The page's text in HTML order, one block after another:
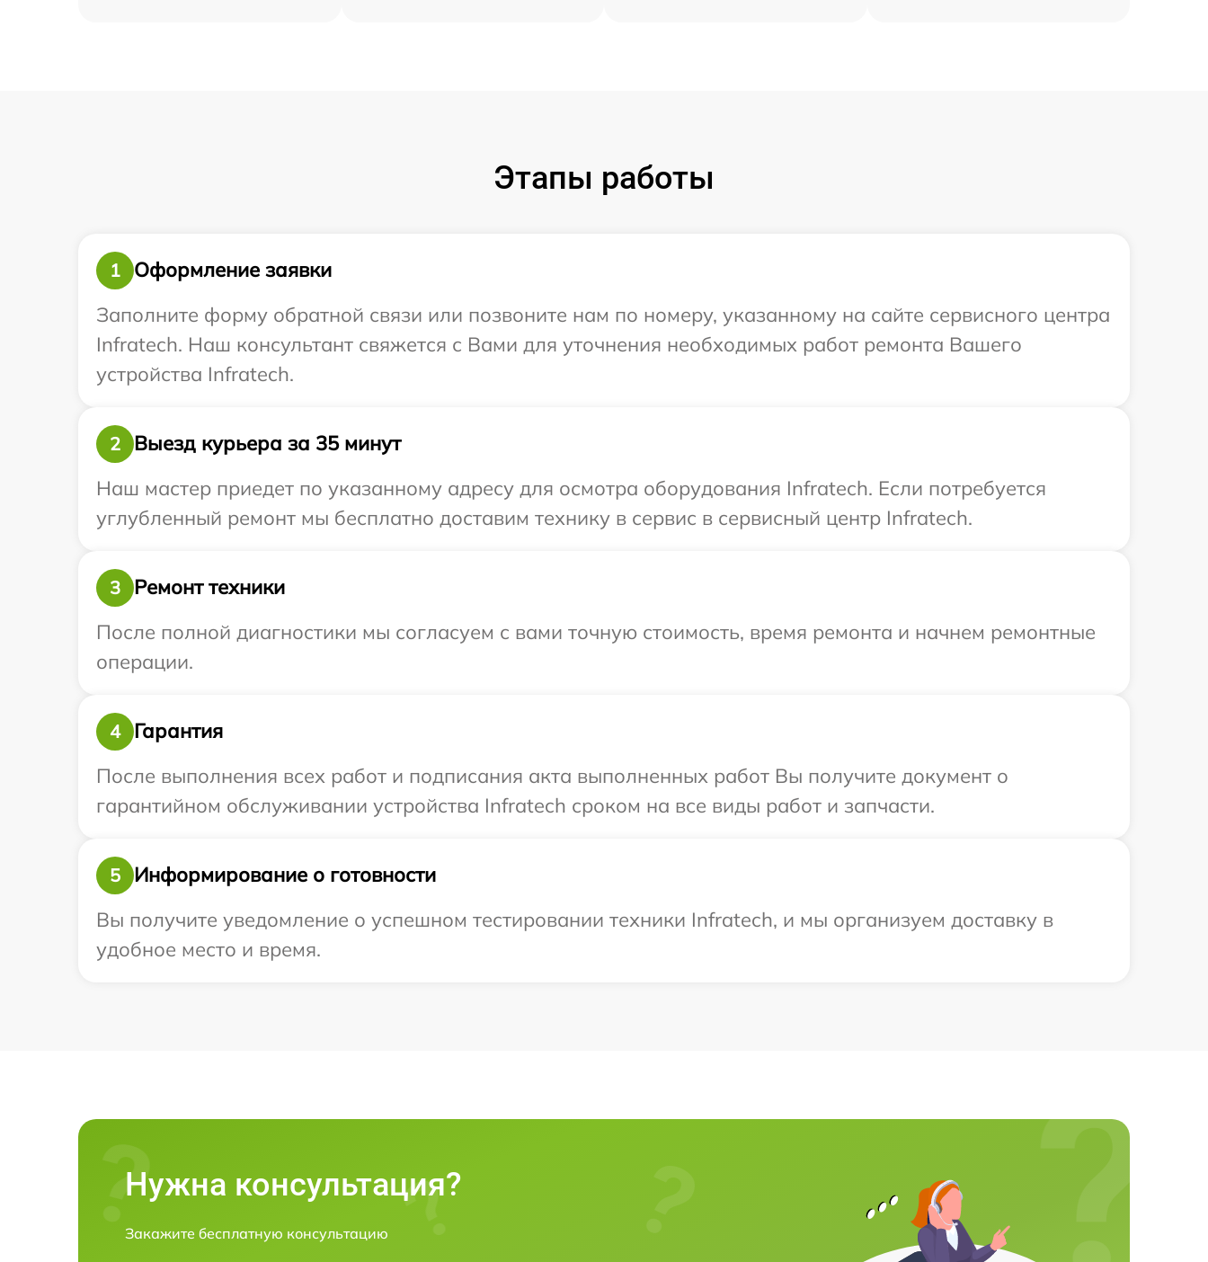
Этапы работы
1
Оформление заявки
Заполните форму обратной связи или позвоните нам по номеру, указанному на сайте сервисного центра
Infratech. Наш консультант свяжется с Вами для уточнения необходимых работ ремонта Вашего
устройства Infratech.
2
Выезд курьера за 35 минут
Наш мастер приедет по указанному адресу для осмотра оборудования Infratech. Если потребуется
углубленный ремонт мы бесплатно доставим технику в сервис в сервисный центр Infratech.
3
Ремонт техники
После полной диагностики мы согласуем с вами точную стоимость, время ремонта и начнем ремонтные
операции.
4
Гарантия
После выполнения всех работ и подписания акта выполненных работ Вы получите документ о
гарантийном обслуживании устройства Infratech сроком на все виды работ и запчасти.
5
Информирование о готовности
Вы получите уведомление о успешном тестировании техники Infratech, и мы организуем доставку в
удобное место и время.
Нужна консультация?
Закажите бесплатную консультацию